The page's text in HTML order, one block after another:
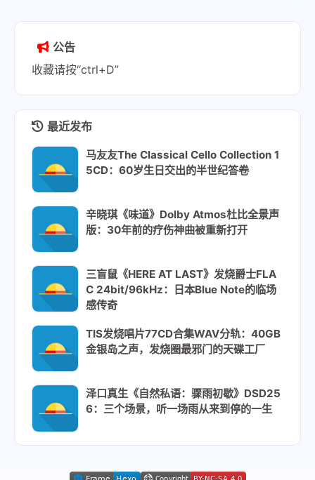
公告
收藏请按“ctrl+D”
最近发布
马友友The Classical Cello Collection 1
5CD：60岁生日交出的半世纪答卷
辛晓琪《味道》Dolby Atmos杜比全景声
版：30年前的疗伤神曲被重新打开
三盲鼠《HERE AT LAST》发烧爵士FLA
C 24bit/96kHz：日本Blue Note的临场
感传奇
TIS发烧唱片77CD合集WAV分轨：40GB
金银岛之声，发烧圈最邪门的天碟工厂
泽口真生《自然私语：骤雨初歇》DSD25
6：三个场景，听一场雨从来到停的一生